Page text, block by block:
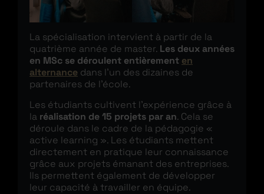
La spécialisation intervient à partir de la
quatrième année de master. Les deux années
en MSc se déroulent entièrement en
alternance dans l’un des dizaines de
partenaires de l’école.
Les étudiants cultivent l’expérience grâce à
la réalisation de 15 projets par an. Cela se
déroule dans le cadre de la pédagogie «
active learning ». Les étudiants mettent
directement en pratique leur connaissance
grâce aux projets émanant des entreprises.
Ils permettent également de développer
leur capacité à travailler en équipe.